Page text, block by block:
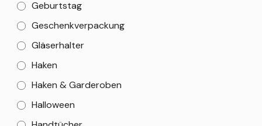
Geburtstag
Geschenkverpackung
Gläserhalter
Haken
Haken & Garderoben
Halloween